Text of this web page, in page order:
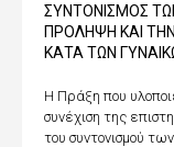
ΣΥΝΤΟΝΙΣΜΟΣ
ΠΡΟΛΗΨΗ ΚΑΙ
ΚΑΤΑ ΤΩΝ
Η Πράξη που
συνέχιση της
του συντονισμού